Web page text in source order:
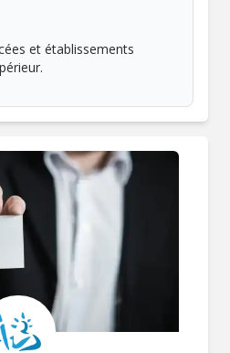
et établissements